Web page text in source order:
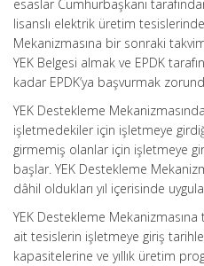
esaslar Cumhurbaşkanı
lisanslı elektrik üretim
Mekanizmasına bir sonraki
YEK Belgesi almak ve EPDK
kadar EPDK’ya başvurmak
YEK Destekleme
işletmedekiler için işletmeye
girmemiş olanlar için işletmeye
başlar. YEK Destekleme
dâhil oldukları yıl içerisinde
YEK Destekleme
ait tesislerin işletmeye giriş
kapasitelerine ve yıllık üretim